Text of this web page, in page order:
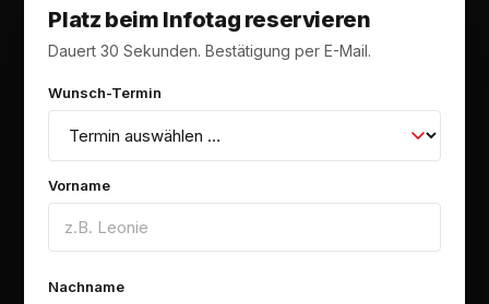
Platz beim Infotag reservieren
Dauert 30 Sekunden. Bestätigung per E-Mail.
Wunsch-Termin
Vorname
Nachname